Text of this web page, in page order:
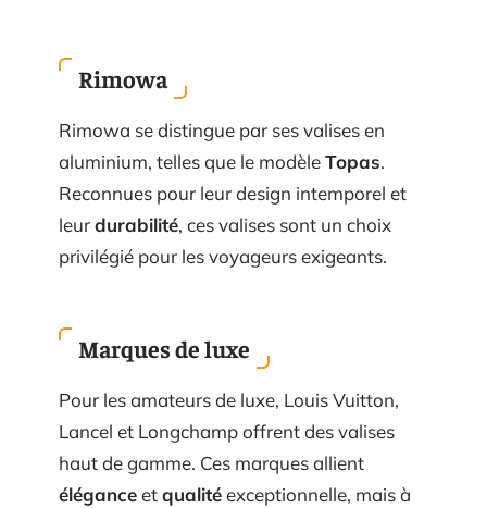
Rimowa
Rimowa se distingue par ses valises en
aluminium, telles que le modèleTopas.
Reconnues pour leur design intemporel et
leurdurabilité, ces valises sont un choix
privilégié pour les voyageurs exigeants.
Marques de luxe
Pour les amateurs de luxe, Louis Vuitton,
Lancel et Longchamp offrent des valises
haut de gamme. Ces marques allient
éléganceetqualitéexceptionnelle, mais à